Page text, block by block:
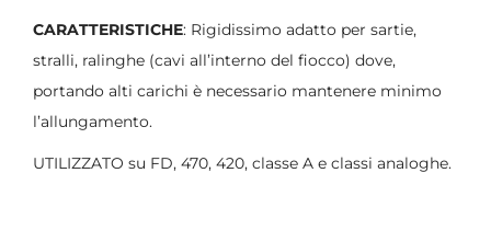
CARATTERISTICHE: Rigidissimo adatto per sartie,
stralli, ralinghe (cavi all’interno del fiocco) dove,
portando alti carichi è necessario mantenere minimo
l’allungamento.
UTILIZZATO su FD, 470, 420, classe A e classi analoghe.